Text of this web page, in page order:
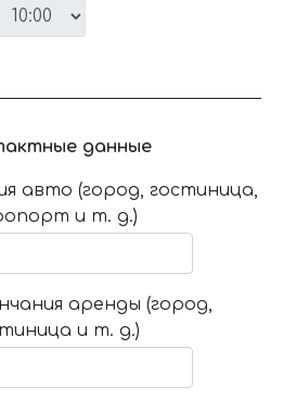
данные
авто (город, гостиница,
и т. д.)
аренды (город,
и т. д.)